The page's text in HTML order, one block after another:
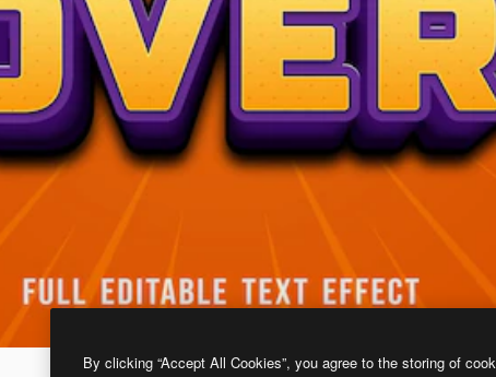
By clicking “Accept All Cookies”, you agree to the storing of